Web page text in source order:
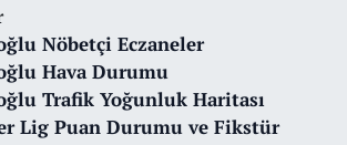
Nöbetçi Eczaneler
Hava Durumu
Trafik Yoğunluk Haritası
Lig Puan Durumu ve Fikstür